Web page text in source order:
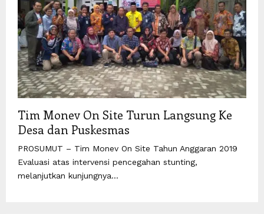
Tim Monev On Site Turun Langsung Ke
Desa dan Puskesmas
PROSUMUT – Tim Monev On Site Tahun Anggaran 2019
Evaluasi atas intervensi pencegahan stunting,
melanjutkan kunjungnya...